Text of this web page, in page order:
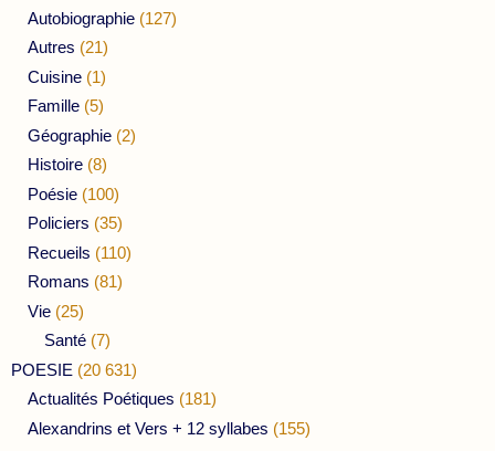
Autobiographie (127)
Autres (21)
Cuisine (1)
Famille (5)
Géographie (2)
Histoire (8)
Poésie (100)
Policiers (35)
Recueils (110)
Romans (81)
Vie (25)
Santé (7)
POESIE (20 631)
Actualités Poétiques (181)
Alexandrins et Vers + 12 syllabes (155)